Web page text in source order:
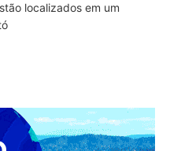
localizados em um